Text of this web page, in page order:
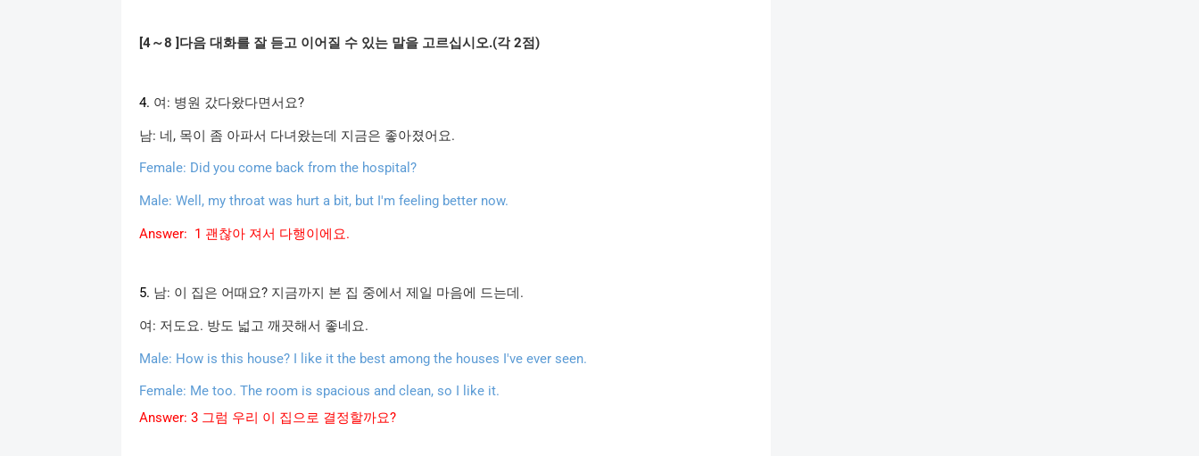
[4～8 ] 다음 대화를 잘 듣고 이어질 수 있는 말을 고르십시오.(각2점)
4. 여: 병원 갔다왔다면서요?
남: 네, 목이 좀 아파서 다녀왔는데 지금은 좋아졌어요.
Female: Did you come back from the hospital?
Male: Well, my throat was hurt a bit, but I'm feeling better now.
Answer: 1 괜찮아 져서 다행이에요.
5. 남: 이 집은 어때요? 지금까지 본 집 중에서 제일 마음에 드는데 .
여: 저도요. 방도 넓고 깨끗해서 좋네요.
Male: How is this house? I like it the best among the houses I've ever seen.
Female: Me too. The room is spacious and clean, so I like it.
Answer: 3 그럼 우리 이 집으로 결정할까요?